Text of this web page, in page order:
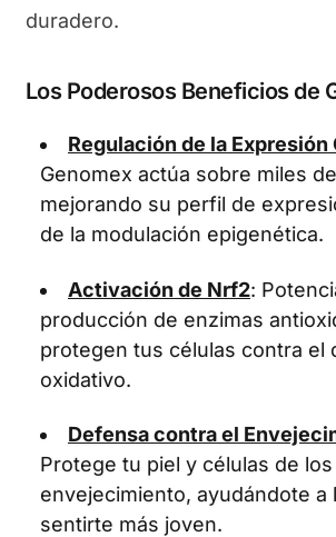
duradero.
Los Poderosos Beneficios de
Regulación de la Expresión
Genomex actúa sobre miles
mejorando su perfil de
de la modulación epigenética.
Activación de Nrf2:
producción de enzimas
protegen tus células contra el
oxidativo.
Defensa contra el
Protege tu piel y células de
envejecimiento, ayudándote a
sentirte más joven.